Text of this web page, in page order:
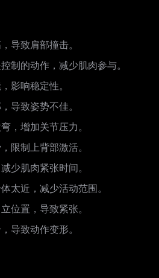
导致肩部撞击。
制的动作，减少肌肉参与。
影响稳定性。
导致姿势不佳。
，增加关节压力。
限制上背部激活。
少肌肉紧张时间。
太近，减少活动范围。
位置，导致紧张。
导致动作变形。